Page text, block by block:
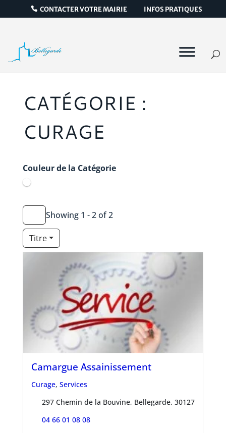
CONTACTER VOTRE MAIRIE INFOS PRATIQUES
CATÉGORIE :
CURAGE
Couleur de la Catégorie
Showing 1 - 2 of 2
Titre
Camargue Assainissement
Curage, Services
297 Chemin de la Bouvine, Bellegarde, 30127
04 66 01 08 08